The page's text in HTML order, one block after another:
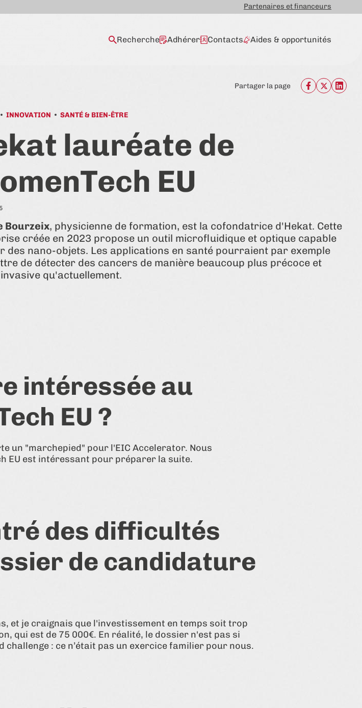
Partenaires et financeurs
Recherche Adhérer Contacts Aides & opportunités
Partager la page
INNOVATION SANTÉ & BIEN-ÊTRE
lauréate de
EU
Bourzeix, physicienne de formation, est la cofondatrice d'Hekat. Cette
créée en 2023 propose un outil microfluidique et optique capable
des nano-objets. Les applications en santé pourraient par exemple
de détecter des cancers de manière beaucoup plus précoce et
qu'actuellement.
intéressée au
EU ?
un "marchepied" pour l'EIC Accelerator. Nous
EU est intéressant pour préparer la suite.
des difficultés
de candidature
et je craignais que l'investissement en temps soit trop
qui est de 75 000€. En réalité, le dossier n'est pas si
: ce n’était pas un exercice familier pour nous.